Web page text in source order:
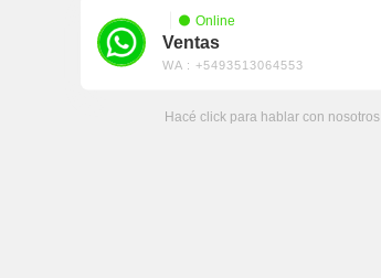
Ventas
Online
WA : +5493513064553
Hacé click para hablar con nosotros.